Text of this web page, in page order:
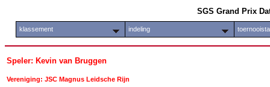
SGS Grand Prix
klassement indeling
Speler: Kevin van Bruggen
Vereniging: JSC Magnus Leidsche Rijn